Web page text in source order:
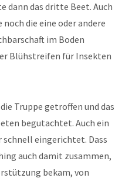
das dritte Beet. Auch
die eine oder andere
im Boden
Blühstreifen für Insekten
Truppe getroffen und das
begutachtet. Auch ein
eingerichtet. Dass
auch damit zusammen,
bekam, von